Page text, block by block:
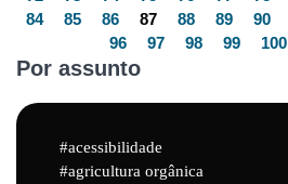
84
85 86 87 88 89 90
96
97 98 99 100
Por assunto
acessibilidade
agricultura orgânica